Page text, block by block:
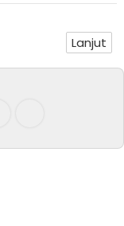
Lanjut